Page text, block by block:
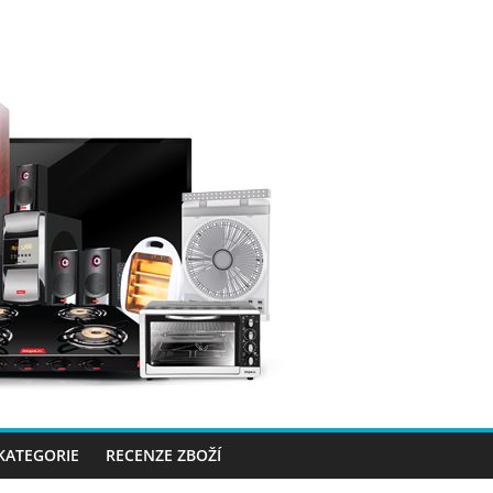
RECENZE ZBOŽÍ